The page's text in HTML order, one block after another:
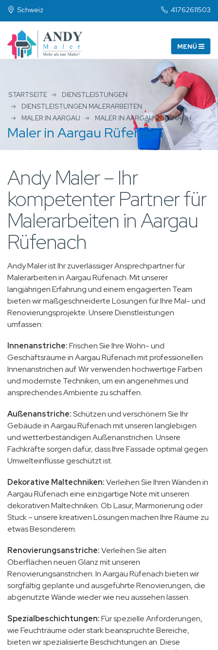
Schweiz 41762611503
STARTSEITE
DIENSTLEISTUNGEN
DIENSTLEISTUNGEN MALERARBEITEN
MALER IN AARGAU
MALER IN AARGAU RÜFENACH
Maler in Aargau Rüfenach
Andy Maler – Ihr
kompetenter Partner für
Malerarbeiten in Aargau
Rüfenach
Andy Maler ist Ihr zuverlässiger Ansprechpartner für
Malerarbeiten in Aargau Rüfenach. Mit unserer
langjährigen Erfahrung und einem engagierten Team
bieten wir maßgeschneiderte Lösungen für Ihre Mal- und
Renovierungsprojekte. Unsere Dienstleistungen
umfassen:
Innenanstriche:Frischen Sie Ihre Wohn- und
Geschäftsräume in Aargau Rüfenach mit professionellen
Innenanstrichen auf. Wir verwenden hochwertige Farben
und modernste Techniken, um ein angenehmes und
ansprechendes Ambiente zu schaffen.
Außenanstriche:Schützen und verschönern Sie Ihr
Gebäude in Aargau Rüfenach mit unseren langlebigen
und wetterbeständigen Außenanstrichen. Unsere
Fachkräfte sorgen dafür, dass Ihre Fassade optimal gegen
Umwelteinflüsse geschützt ist.
Dekorative Maltechniken:Verleihen Sie Ihren Wänden in
Aargau Rüfenach eine einzigartige Note mit unseren
dekorativen Maltechniken. Ob Lasur, Marmorierung oder
Stuck – unsere kreativen Lösungen machen Ihre Räume zu
etwas Besonderem.
Renovierungsanstriche:Verleihen Sie alten
Oberflächen neuen Glanz mit unseren
Renovierungsanstrichen. In Aargau Rüfenach bieten wir
sorgfältig geplante und ausgeführte Renovierungen, die
abgenutzte Wände wieder wie neu aussehen lassen.
Spezialbeschichtungen:Für spezielle Anforderungen,
wie Feuchträume oder stark beanspruchte Bereiche,
bieten wir spezialisierte Beschichtungen an. Diese